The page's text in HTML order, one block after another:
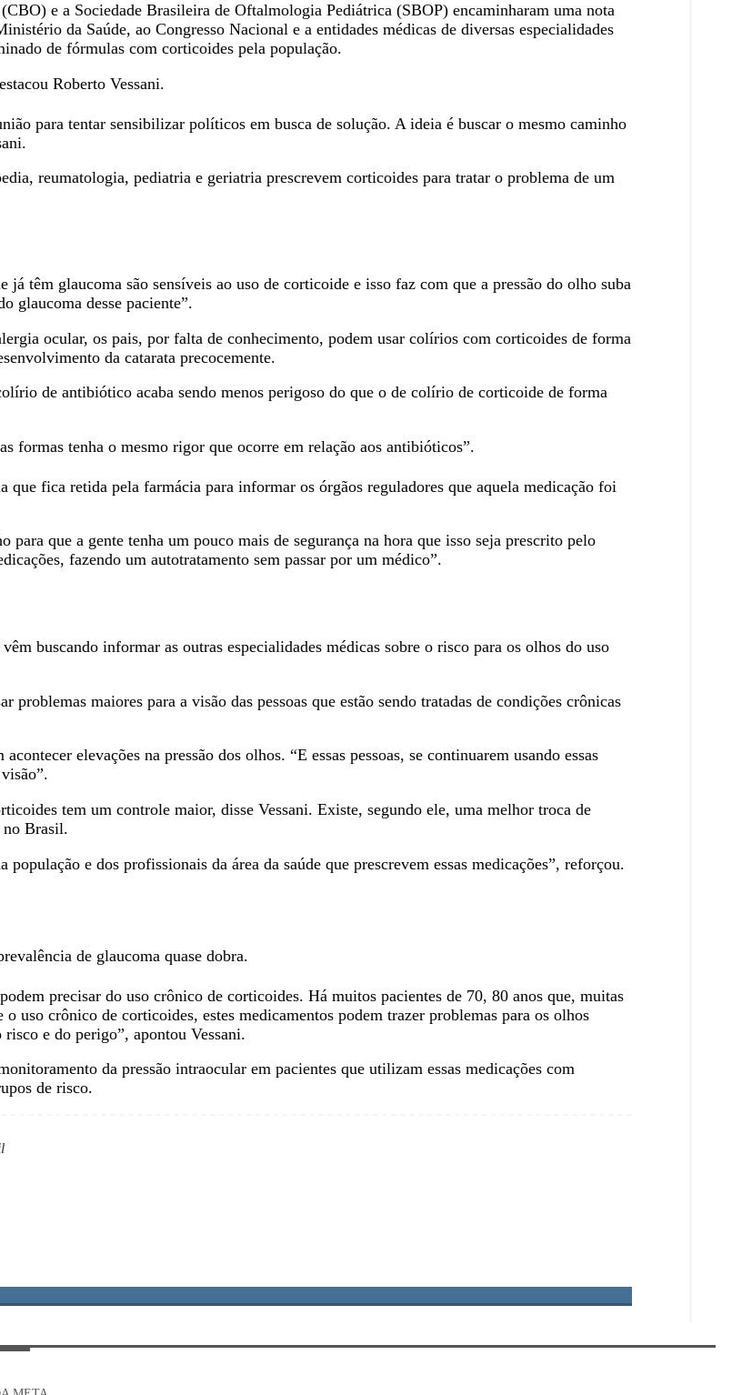
e a Sociedade Brasileira de Oftalmologia Pediátrica (SBOP) encaminharam uma nota
da Saúde, ao Congresso Nacional e a entidades médicas de diversas especialidades
de fórmulas com corticoides pela população.
Roberto Vessani.
para tentar sensibilizar políticos em busca de solução. A ideia é buscar o mesmo caminho
reumatologia, pediatria e geriatria prescrevem corticoides para tratar o problema de um
têm glaucoma são sensíveis ao uso de corticoide e isso faz com que a pressão do olho suba
glaucoma desse paciente”.
ocular, os pais, por falta de conhecimento, podem usar colírios com corticoides de forma
da catarata precocemente.
de antibiótico acaba sendo menos perigoso do que o de colírio de corticoide de forma
formas tenha o mesmo rigor que ocorre em relação aos antibióticos”.
que fica retida pela farmácia para informar os órgãos reguladores que aquela medicação foi
para que a gente tenha um pouco mais de segurança na hora que isso seja prescrito pelo
fazendo um autotratamento sem passar por um médico”.
buscando informar as outras especialidades médicas sobre o risco para os olhos do uso
maiores para a visão das pessoas que estão sendo tratadas de condições crônicas
elevações na pressão dos olhos. “E essas pessoas, se continuarem usando essas
tem um controle maior, disse Vessani. Existe, segundo ele, uma melhor troca de
no Brasil.
e dos profissionais da área da saúde que prescrevem essas medicações”, reforçou.
de glaucoma quase dobra.
precisar do uso crônico de corticoides. Há muitos pacientes de 70, 80 anos que, muitas
uso crônico de corticoides, estes medicamentos podem trazer problemas para os olhos
risco e do perigo”, apontou Vessani.
da pressão intraocular em pacientes que utilizam essas medicações com
de risco.